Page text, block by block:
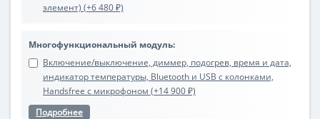
элемент) (+6 480 ₽)
Многофункциональный модуль:
Включение/выключение, диммер, подогрев, время и дата,
индикатор температуры, Bluetooth и USB с колонками,
Handsfree с микрофоном (+14 900 ₽)
Подробнее